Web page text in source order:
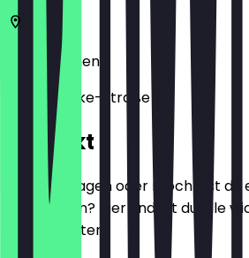
Bremen
Graf-Moltke-Straße 26
Kontakt
Hast du Fragen oder möchtest du
reservieren? Hier findest du alle
Kontaktdaten.